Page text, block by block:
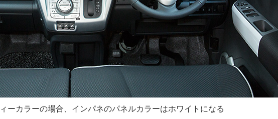
ーカラーの場合、インパネのパネルカラーはホワイトになる